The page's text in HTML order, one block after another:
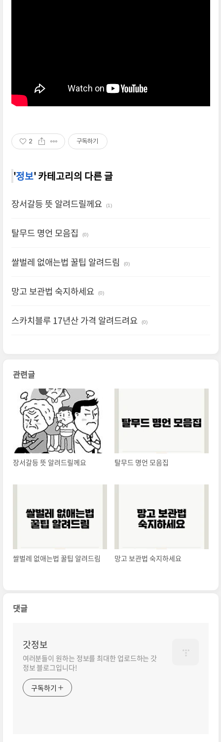
2 구독하기
'정보' 카테고리의 다른 글
장서갈등 뜻 알려드릴께요 (1)
탈무드 명언 모음집 (0)
쌀벌레 없애는법 꿀팁 알려드림 (0)
망고 보관법 숙지하세요 (0)
스카치블루 17년산 가격 알려드려요 (0)
관련글
장서갈등 뜻 알려드릴께요 탈무드 명언 모음집
쌀벌레 없애는법 꿀팁 알려드림 망고 보관법 숙지하세요
댓글
갓정보
여러분들이 원하는 정보를 최대한 업로드하는 갓
정보 블로그입니다!
구독하기